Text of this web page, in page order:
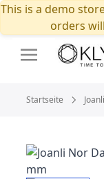
This is a demo
orders
Startseite